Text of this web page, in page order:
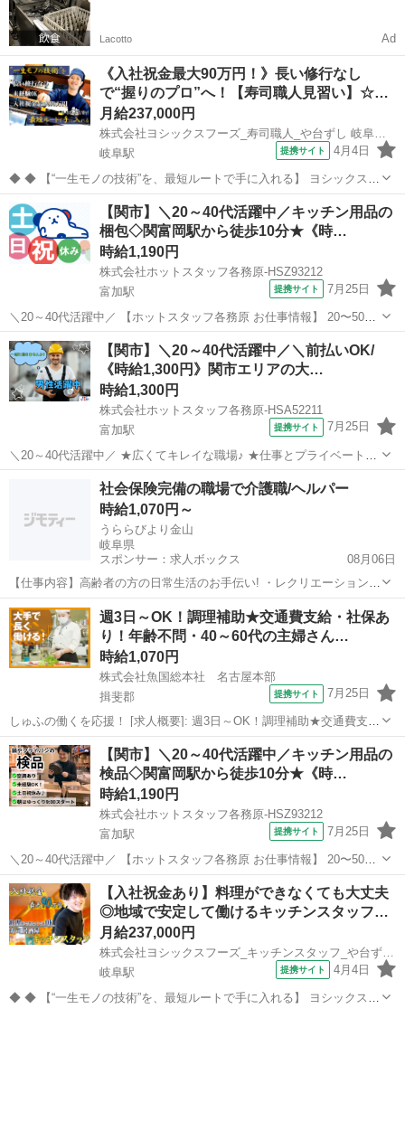
Lacotto Ad
《入社祝金最大90万円！》長い修行なし
で“握りのプロ”へ！【寿司職人見習い】☆…
月給237,000円
株式会社ヨシックスフーズ_寿司職人_や台ずし 岐阜金園町(正社員)
岐阜駅
提携サイト 4月4日
◆ ◆ 【“一生モノの技術”を、最短ルートで手に入れる】 ヨシックスフ
ーズが運営する寿司居酒屋「や台ずし」では、 鮮魚の一部を加工済み
の状態で仕入れることで仕込みの負担を大幅に削減しています。 入社
後は余計な工程に時間...
岐阜 岐阜駅
【関市】＼20～40代活躍中／キッチン用品の
梱包◇関富岡駅から徒歩10分★《時…
時給1,190円
株式会社ホットスタッフ各務原-HSZ93212
富加駅
提携サイト 7月25日
＼20～40代活躍中／ 【ホットスタッフ各務原 お仕事情報】 20〜50代
の幅広い年代の女性活躍しています★
━━━━━━━━━━━━━━━━━━━━ 【 仕事内容 】 包丁やフ
ライパンなど キッチン用品を製造・販売し...
岐阜 関市 富加駅
【関市】＼20～40代活躍中／＼前払いOK/
《時給1,300円》関市エリアの大…
時給1,300円
株式会社ホットスタッフ各務原-HSA52211
富加駅
提携サイト 7月25日
＼20～40代活躍中／ ★広くてキレイな職場♪ ★仕事とプライベートの
両立もできる!! 土日祝休みで残業もほぼありません♪ <> ・作られてい
く工程に興味がある方 ・大手企業で安心して就業できます!
富加駅 キッチン
社会保険完備の職場で介護職/ヘルパー
時給1,070円～
うららびより金山
岐阜県
スポンサー：求人ボックス
08月06日
【仕事内容】高齢者の方の日常生活のお手伝い! ・レクリエーション
・散歩・外出補助 ・機能訓練補助 など 従事すべき業務の変更:なし 就
業場所の変更:なし 雇用期間の定め:なし 【経験・資格】<応募要件>
資格・経験・学歴不問 <...
アルバイト・パート
週3日～OK！調理補助★交通費支給・社保あ
り！年齢不問・40～60代の主婦さん…
時給1,070円
株式会社魚国総本社 名古屋本部
揖斐郡
提携サイト 7月25日
しゅふの働くを応援！ [求人概要]: 週3日～OK！調理補助★交通費支
給・社保あり！年齢不問・40～60代の主婦さん活躍中！ [職種名]: 調理
補助 [勤務地・最寄駅]: 岐阜県揖斐郡大野町下磯237-1 【交通】 車...
岐阜 揖斐郡 その他
【関市】＼20～40代活躍中／キッチン用品の
検品◇関富岡駅から徒歩10分★《時…
時給1,190円
株式会社ホットスタッフ各務原-HSZ93212
富加駅
提携サイト 7月25日
＼20～40代活躍中／ 【ホットスタッフ各務原 お仕事情報】 20〜50代
の幅広い年代の男女活躍しています★ ☆★魅力た〜っぷりなオシゴト
が出ました★☆ ★朝9時からのゆっくりスタート ★土日祝休み ★残業
あり・なし選べる...
岐阜 関市 富加駅 キッチン
【入社祝金あり】料理ができなくても大丈夫
◎地域で安定して働けるキッチンスタッフ…
月給237,000円
株式会社ヨシックスフーズ_キッチンスタッフ_や台ずし 名鉄岐阜駅前町(正社員)
岐阜駅
提携サイト 4月4日
◆ ◆ 【“一生モノの技術”を、最短ルートで手に入れる】 ヨシックスフ